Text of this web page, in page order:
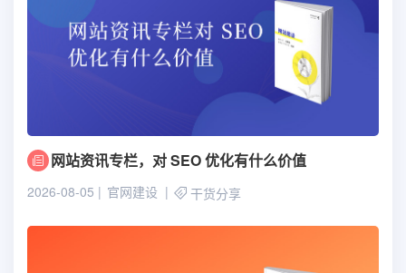
网站资讯专栏，对 SEO 优化有什么价值
2026-08-05 官网建设 干货分享